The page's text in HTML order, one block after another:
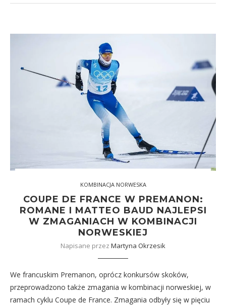
KOMBINACJA NORWESKA
COUPE DE FRANCE W PREMANON:
ROMANE I MATTEO BAUD NAJLEPSI
W ZMAGANIACH W KOMBINACJI
NORWESKIEJ
Napisane przez Martyna Okrzesik
We francuskim Premanon, oprócz konkursów skoków,
przeprowadzono także zmagania w kombinacji norweskiej, w
ramach cyklu Coupe de France. Zmagania odbyły się w pięciu